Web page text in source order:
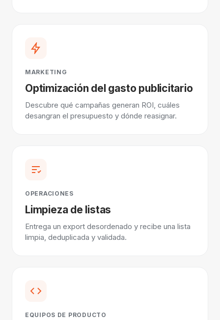
MARKETING
Optimización del gasto publicitario
Descubre qué campañas generan ROI, cuáles
desangran el presupuesto y dónde reasignar.
OPERACIONES
Limpieza de listas
Entrega un export desordenado y recibe una lista
limpia, deduplicada y validada.
EQUIPOS DE PRODUCTO